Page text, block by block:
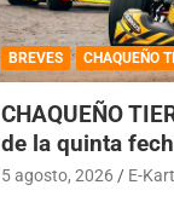
BREVES CHAQUEÑO
CHAQUEÑO
de la quinta
5 agosto, 2026 E-Kart